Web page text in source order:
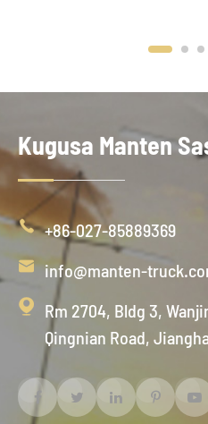
Kugusa Manten
 +86-027-85889369
 info@manten-

Rm 2704, Bldg 3,
Qingnian Road,